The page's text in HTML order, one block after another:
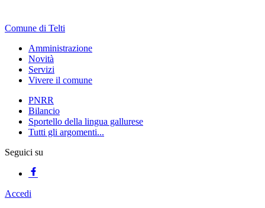
Comune di Telti
Amministrazione
Novità
Servizi
Vivere il comune
PNRR
Bilancio
Sportello della lingua gallurese
Tutti gli argomenti...
Seguici su
Accedi